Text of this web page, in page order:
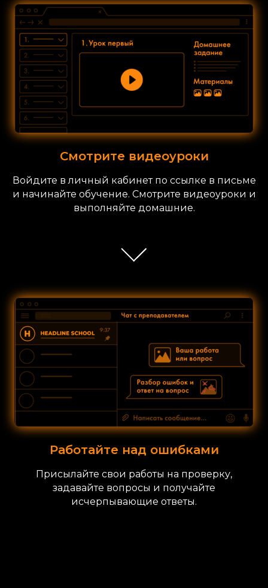
Смотрите видеоуроки
Войдите в личный кабинет по ссылке в письме
и начинайте обучение. Смотрите видеоуроки и
выполняйте домашние.
Работайте над ошибками
Присылайте свои работы на проверку,
задавайте вопросы и получайте
исчерпывающие ответы.